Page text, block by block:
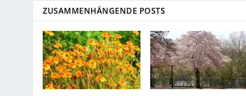
ZUSAMMENHÄNGENDE POSTS